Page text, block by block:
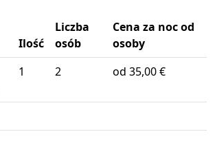
Ilość
Liczba
osób
Cena za noc od
osoby
1 2 od 35,00 €